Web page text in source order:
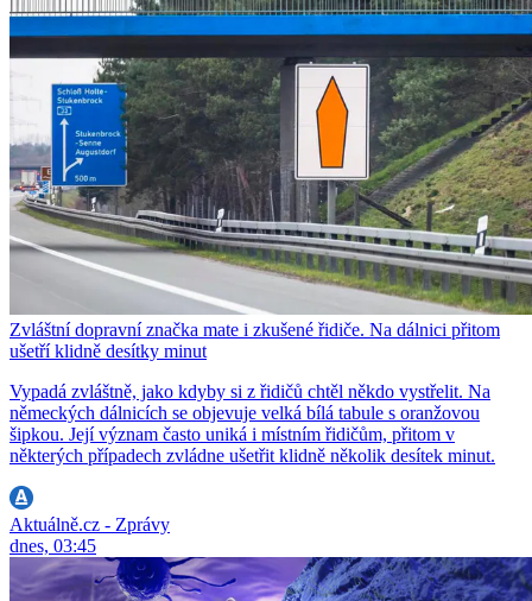
Zvláštní dopravní značka mate i zkušené řidiče. Na dálnici přitom
ušetří klidně desítky minut
Vypadá zvláštně, jako kdyby si z řidičů chtěl někdo vystřelit. Na
německých dálnicích se objevuje velká bílá tabule s oranžovou
šipkou. Její význam často uniká i místním řidičům, přitom v
některých případech zvládne ušetřit klidně několik desítek minut.
Aktuálně.cz - Zprávy
dnes, 03:45